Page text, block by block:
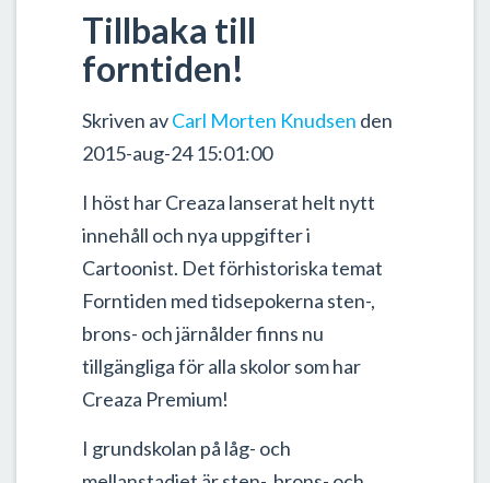
Tillbaka till
forntiden!
Skriven avCarl Morten Knudsen den
2015-aug-24 15:01:00
I höst har Creaza lanserat helt nytt
innehåll och nya uppgifter i
Cartoonist. Det förhistoriska temat
Forntiden med tidsepokerna sten-,
brons- och järnålder finns nu
tillgängliga för alla skolor som har
Creaza Premium!
I grundskolan på låg- och